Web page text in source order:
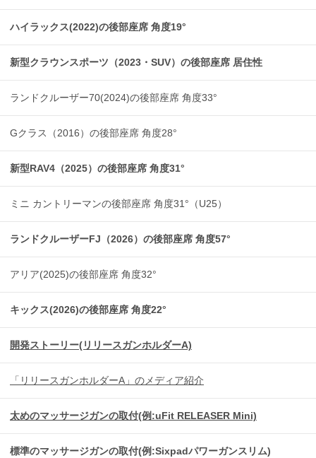
ハイラックス(2022)の後部座席 角度19°
新型クラウンスポーツ（2023・SUV）の後部座席 居住性
ランドクルーザー70(2024)の後部座席 角度33°
Gクラス（2016）の後部座席 角度28°
新型RAV4（2025）の後部座席 角度31°
ミニ カントリーマンの後部座席 角度31°（U25）
ランドクルーザーFJ（2026）の後部座席 角度57°
アリア(2025)の後部座席 角度32°
キックス(2026)の後部座席 角度22°
開発ストーリー(リリースガンホルダーA)
「リリースガンホルダーA」のメディア紹介
太めのマッサージガンの取付(例:uFit RELEASER Mini)
標準のマッサージガンの取付(例:Sixpadパワーガンスリム)